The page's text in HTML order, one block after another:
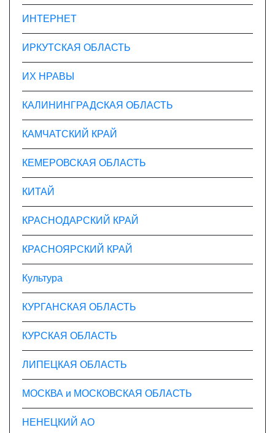
ИНТЕРНЕТ
ИРКУТСКАЯ ОБЛАСТЬ
ИХ НРАВЫ
КАЛИНИНГРАДCКАЯ ОБЛАСТЬ
КАМЧАТСКИЙ КРАЙ
КЕМЕРОВСКАЯ ОБЛАСТЬ
КИТАЙ
КРАСНОДАРСКИЙ КРАЙ
КРАСНОЯРСКИЙ КРАЙ
Культура
КУРГАНСКАЯ ОБЛАСТЬ
КУРСКАЯ ОБЛАСТЬ
ЛИПЕЦКАЯ ОБЛАСТЬ
МОСКВА и МОСКОВСКАЯ ОБЛАСТЬ
НЕНЕЦКИЙ АО